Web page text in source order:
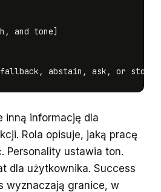
and tone]
abstain, ask, or stop]
inną informację dla
Rola opisuje, jaką pracę
Personality ustawia ton.
dla użytkownika. Success
wyznaczają granice, w